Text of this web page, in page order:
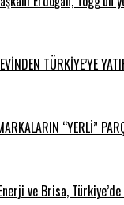
TÜRKİYE’YE
“YERLİ”
ve Brisa,